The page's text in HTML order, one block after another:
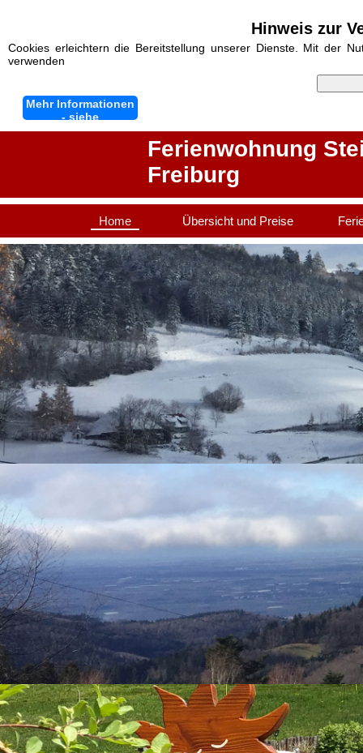
Hinweis zur
Cookies erleichtern die Bereitstellung unserer Dienste. Mit der
verwenden
Mehr Informationen
- siehe
Datenschutzhinweis
Ferienwohnung
Freiburg
Home Übersicht und Preise